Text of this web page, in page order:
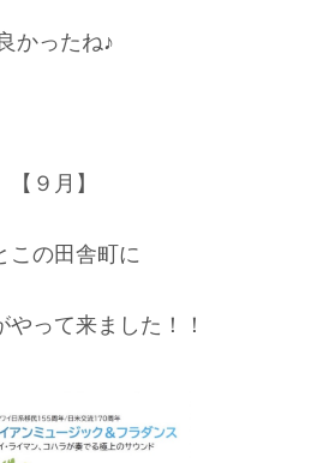
良かったね♪
【９月】
この田舎町に
やって来ました！！